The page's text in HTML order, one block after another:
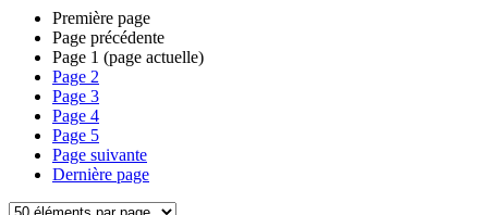
Première page
Page précédente
Page 1 (page actuelle)
Page 2
Page 3
Page 4
Page 5
Page suivante
Dernière page